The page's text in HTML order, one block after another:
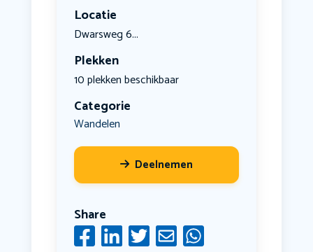
Locatie
Dwarsweg 6...
Plekken
10 plekken beschikbaar
Categorie
Wandelen
Deelnemen
Share